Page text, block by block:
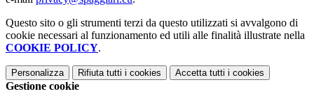
Questo sito o gli strumenti terzi da questo utilizzati si avvalgono di
cookie necessari al funzionamento ed utili alle finalità illustrate nella
COOKIE POLICY.
Personalizza Rifiuta tutti i cookies Accetta tutti i cookies
Gestione cookie